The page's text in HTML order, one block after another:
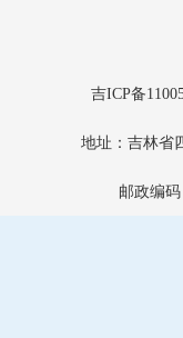
吉ICP备
地址：吉林省
邮政编码